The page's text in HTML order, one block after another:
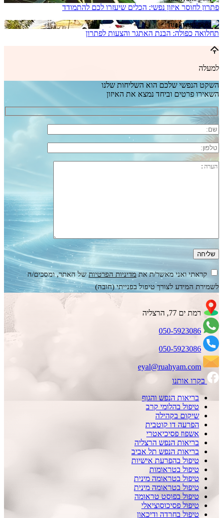
פתרון לחוסר איזון נפשי: הכלים שיעזרו לכם להתמודד
תחלואה כפולה: הבנת האתגר והצעות לפתרון
למעלה
השקט הנפשי שלכם הוא השליחות שלנו
השאירו פרטים וביחד נמצא את האיזון
קראתי ואני מאשר/ת אתמדיניות הפרטיותשל האתר, ומסכים/ה
לשמירת המידע לצורך טיפול בפנייתי (חובה)
רמת ים 77, הרצליה
050-5923086
050-5923086
eyal@ruahyam.com
בקרו אותנו
בריאות הנפש והגוף
טיפול בהלומי קרב
שיקום בקהילה
הפרעה דו קוטבית
אשפוז פסיכיאטרי
בריאות הנפש הרצליה
בריאות הנפש תל אביב
טיפול בהפרעת אישיות
טיפול בטראומות
טיפול בטראומה מינית
טיפול בטראומה מינית
טיפול בפוסט טראומה
טיפול פסיכוסוציאלי
טיפול בחרדה ודיכאון